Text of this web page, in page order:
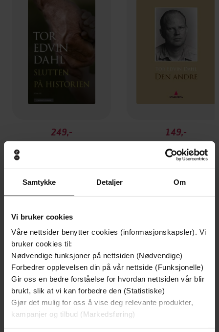
Samtykke Detaljer Om
Vi bruker cookies
Våre nettsider benytter cookies (informasjonskapsler). Vi
bruker cookies til:
Nødvendige funksjoner på nettsiden (Nødvendige)
Forbedrer opplevelsen din på vår nettside (Funksjonelle)
Gir oss en bedre forståelse for hvordan nettsiden vår blir
brukt, slik at vi kan forbedre den (Statistiske)
Gjør det mulig for oss å vise deg relevante produkter,
kampanjer og tilbud (Markedsføring)
249,-
Slutten på historien
EBOK
149,-
Den andre
Tor Edvin Dahl
EBOK
Andre har også kjøpt
Premium